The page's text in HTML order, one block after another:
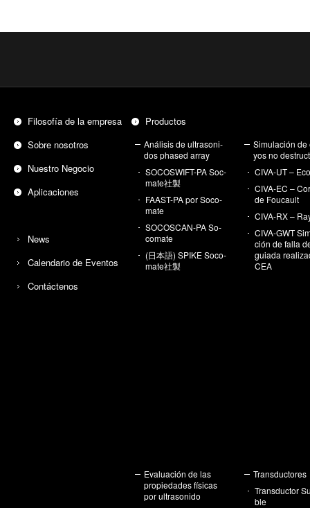
Fi­lo­so­fía de la em­pre­sa
Sobre no­so­tros
Nues­tro Ne­go­cio
Apli­ca­cio­nes
News
Ca­len­da­rio de Even­tos
Con­tác­te­nos
Pro­duc­tos
Aná­li­sis de ul­tra­so­ni­
dos pha­sed array
SO­COS­WIFT-PA Soc­
ma­te社製
FAAST-PA por So­co­
ma­te
SO­COS­CAN-PA So­
co­ma­te
(日本語) SPIKE So­co­
ma­te社製
Si­mu­la­ción
yos no
CI­VA-UT –
CI­VA-EC –
de Fou­cault
CI­VA-RX –
CI­VA-GWT
ción de falla
guia­da
CEA
Eva­lua­ción de las
pro­pie­da­des fí­si­cas
por ul­tra­so­ni­do
Trans­duc­to­res
Trans­duc­tor
ble